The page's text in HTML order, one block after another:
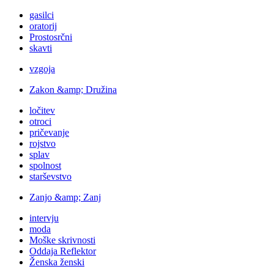
gasilci
oratorij
Prostosrčni
skavti
vzgoja
Zakon &amp; Družina
ločitev
otroci
pričevanje
rojstvo
splav
spolnost
starševstvo
Zanjo &amp; Zanj
intervju
moda
Moške skrivnosti
Oddaja Reflektor
Ženska ženski